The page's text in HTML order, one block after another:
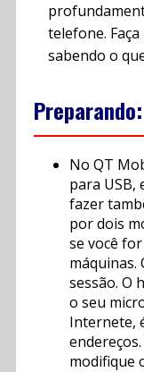
telefone.
sabendo o
Preparando:
No QT
para USB,
fazer
por dois
se você
máquinas.
sessão. O
o seu
Internete,
modifique